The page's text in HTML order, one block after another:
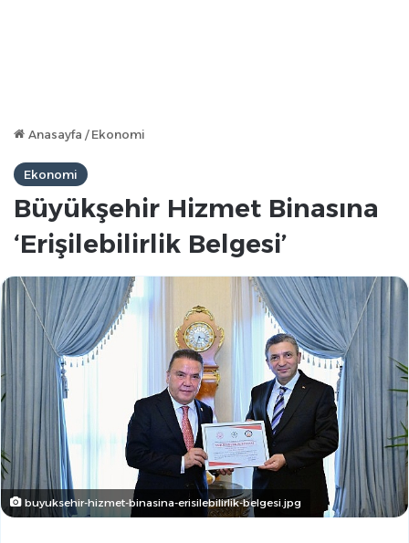
Anasayfa / Ekonomi
Ekonomi
Büyükşehir Hizmet Binasına
‘Erişilebilirlik Belgesi’
buyuksehir-hizmet-binasina-erisilebilirlik-belgesi.jpg